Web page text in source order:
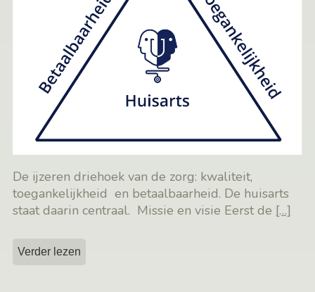
De ijzeren driehoek van de zorg: kwaliteit,
toegankelijkheid en betaalbaarheid. De huisarts
staat daarin centraal. Missie en visie Eerst de […]
Verder lezen